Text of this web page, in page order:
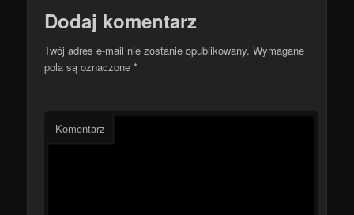
Dodaj komentarz
Twój adres e-mail nie zostanie opublikowany. Wymagane
pola są oznaczone*
Komentarz